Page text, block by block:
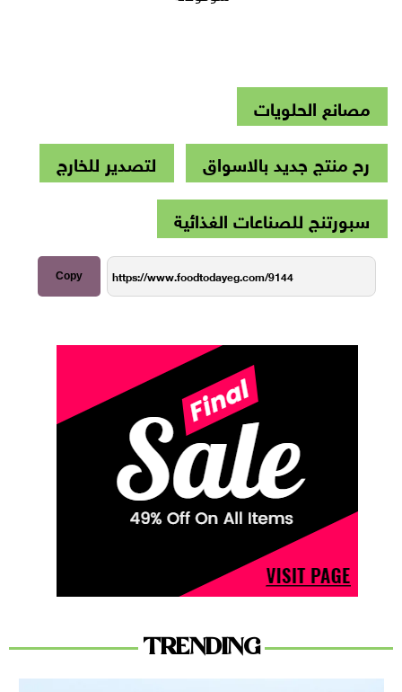
مصانع الحلويات
رح منتج جديد بالاسواق
لتصدير للخارج
سبورتنج للصناعات الغذائية
Copy
TRENDING